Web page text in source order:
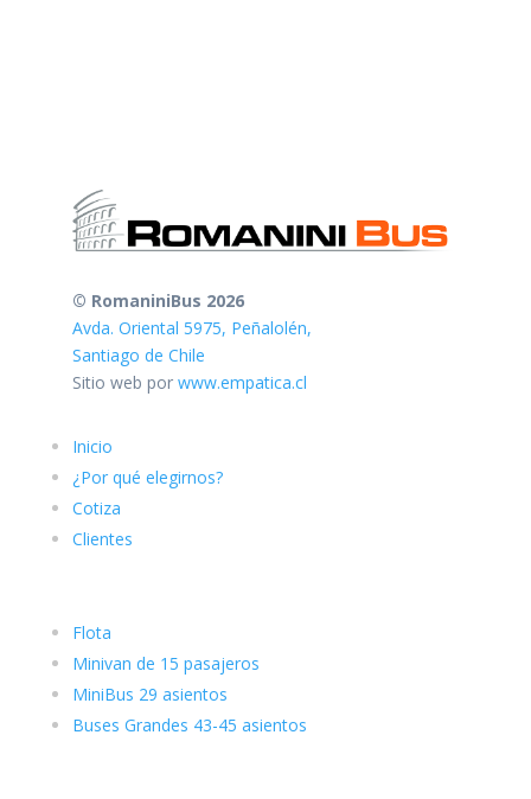
© RomaniniBus 2026
Avda. Oriental 5975, Peñalolén,
Santiago de Chile
Sitio web por www.empatica.cl
Inicio
¿Por qué elegirnos?
Cotiza
Clientes
Flota
Minivan de 15 pasajeros
MiniBus 29 asientos
Buses Grandes 43-45 asientos